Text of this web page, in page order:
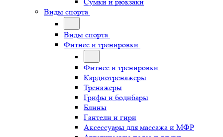
Виды спорта
Виды спорта
Фитнес и тренировки
Фитнес и тренировки
Кардиотренажеры
Тренажеры
Грифы и бодибары
Блины
Гантели и гири
Аксессуары для массажа и МФР